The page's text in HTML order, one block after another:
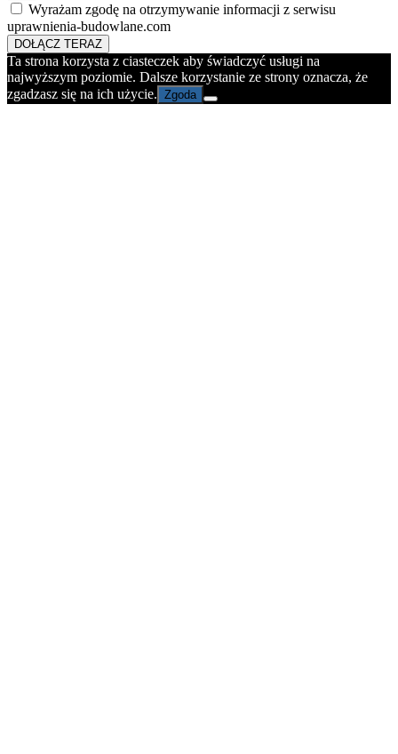
Wyrażam zgodę na otrzymywanie informacji z serwisu
uprawnienia-budowlane.com
DOŁĄCZ TERAZ
Ta strona korzysta z ciasteczek aby świadczyć usługi na
najwyższym poziomie. Dalsze korzystanie ze strony oznacza, że
zgadzasz się na ich użycie. Zgoda